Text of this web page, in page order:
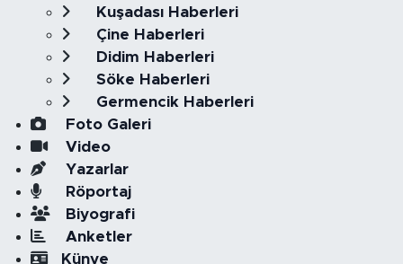
Kuşadası Haberleri
Çine Haberleri
Didim Haberleri
Söke Haberleri
Germencik Haberleri
Foto Galeri
Video
Yazarlar
Röportaj
Biyografi
Anketler
Künye